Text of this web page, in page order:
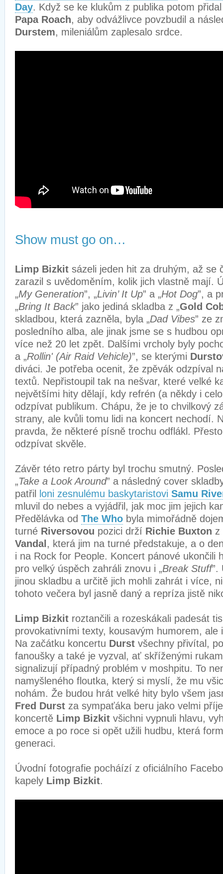
Day. Když se ke klukům z publika potom
Papa Roach, aby odvážlivce povzbudil a
Durstem, mileniálům zaplesalo srdce.
Show must go on…
Limp Bizkit sázeli jeden hit za druhým, až se
zarazil s uvědoměním, kolik jich vlastně mají.
„My Generation”, „Livin’ It Up” a „Hot Dog”, a
„Bring It Back” jako jediná skladba z „Gold
skladbou, která zazněla, byla „Dad Vibes” ze
posledního alba, ale jinak jsme se s hudbou
více než 20 let zpět. Dalšími vrcholy byly
a „Rollin' (Air Raid Vehicle)”, se kterými
diváci. Je potřeba ocenit, že zpěvák odzpíval
textů. Nepřistoupil tak na nešvar, které velké
největšími hity dělají, kdy refrén (a někdy i
odzpívat publikum. Chápu, že je to chvilkový
strany, ale kvůli tomu lidi na koncert nechodí.
pravda, že některé písně trochu odflákl.
odzpívat skvěle.
Závěr této retro párty byl trochu smutný.
„Take a Look Around” a následný cover
patřil
loni zesnulému baskytaristovi Samu
mluvil do nebes a vyjádřil, jak moc jim jejich
Předělávka od The Who byla mimořádně
turné Riversovou pozici drží Richie Buxton z
Vandal , která jim na turné předstakuje, a o
i na Rock for People. Koncert pánové ukončili
pro velký úspěch zahráli znovu i „Break Stuff”.
jinou skladbu a určitě jich mohli zahrát i více,
tohoto večera byl jasně daný a repríza jistě
Limp Bizkit roztančili a rozeskákali padesát
provokativními texty, kousavým humorem, ale
Na začátku koncertu Durst všechny přivítal,
fanoušky a také je vyzval, ať skříženými
signalizují případný problém v moshpitu. To
namyšleného floutka, který si myslí, že mu
nohám. Že budou hrát velké hity bylo všem
Fred Durst za sympaťáka beru jako velmi
koncertě Limp Bizkit všichni vypnuli hlavu,
emoce a po roce si opět užili hudbu, která
generaci.
Úvodní fotografie pocháízí z oficiálního
kapely Limp Bizkit.